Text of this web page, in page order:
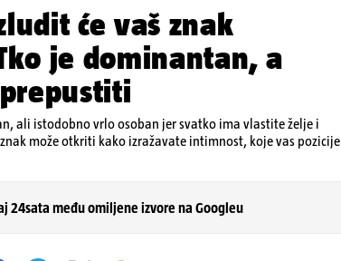
će vaš znak
je dominantan, a
ali istodobno vrlo osoban jer svatko ima vlastite želje i
može otkriti kako izražavate intimnost, koje vas pozicije
24sata među omiljene izvore na Googleu